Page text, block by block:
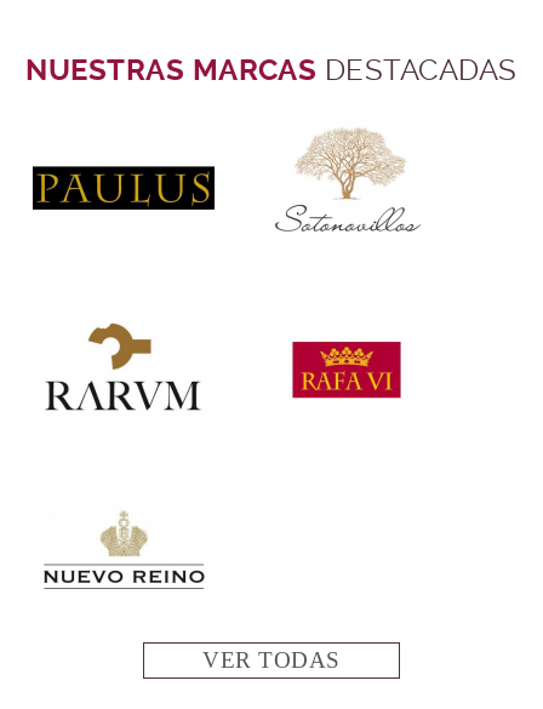
NUESTRAS MARCAS DESTACADAS
VER TODAS